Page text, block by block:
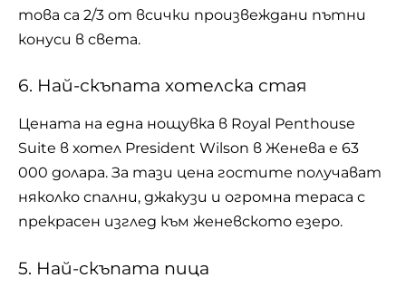
това са 2/3 от всички произвеждани пътни
конуси в света.
6. Най-скъпата хотелска стая
Цената на една нощувка в Royal Penthouse
Suite в хотел President Wilson в Женева е 63
000 долара. За тази цена гостите получават
няколко спални, джакузи и огромна тераса с
прекрасен изглед към женевското езеро.
5. Най-скъпата пица